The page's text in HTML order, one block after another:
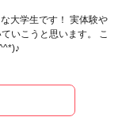
大学生です！ 実体験や
いこうと思います。 こ